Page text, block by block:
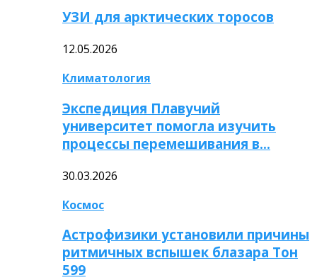
УЗИ для арктических торосов
12.05.2026
Климатология
Экспедиция Плавучий
университет помогла изучить
процессы перемешивания в…
30.03.2026
Космос
Астрофизики установили причины
ритмичных вспышек блазара Тон
599